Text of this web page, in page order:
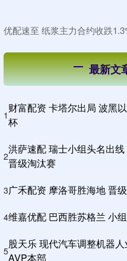
优配速至 纸浆主力合约收跌
最新文
1
财富配资 卡塔尔出局 波黑
杯
2
洪萨速配 瑞士小组头名出
晋级淘汰赛
3广禾配资 摩洛哥胜海地 晋
4维嘉优配 巴西胜苏格兰 小
5
股天乐 现代汽车调整机器
AVP本部